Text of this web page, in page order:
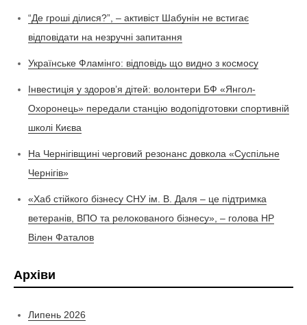
“Де гроші ділися?”, – активіст Шабунін не встигає
відповідати на незручні запитання
Українське Фламінго: відповідь що видно з космосу
Інвестиція у здоров’я дітей: волонтери БФ «Янгол-
Охоронець» передали станцію водопідготовки спортивній
школі Києва
На Чернігівщині черговий резонанс довкола «Суспільне
Чернігів»
«Хаб стійкого бізнесу СНУ ім. В. Даля – це підтримка
ветеранів, ВПО та релокованого бізнесу», – голова НР
Вілен Фаталов
Архіви
Липень 2026